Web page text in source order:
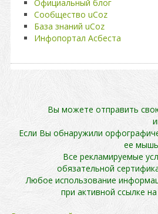
Официальный блог
Сообщество uCoz
База знаний uCoz
Инфопортал Асбеста
Вы можете отправить
Если Вы обнаружили
ее
Все рекламируемые
обязательной
Любое использование
при активной ссылке